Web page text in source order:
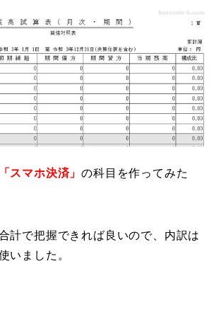
「スマホ決済」の科目を作ってみた
計で把握できれば良いので、内訳は
いました。